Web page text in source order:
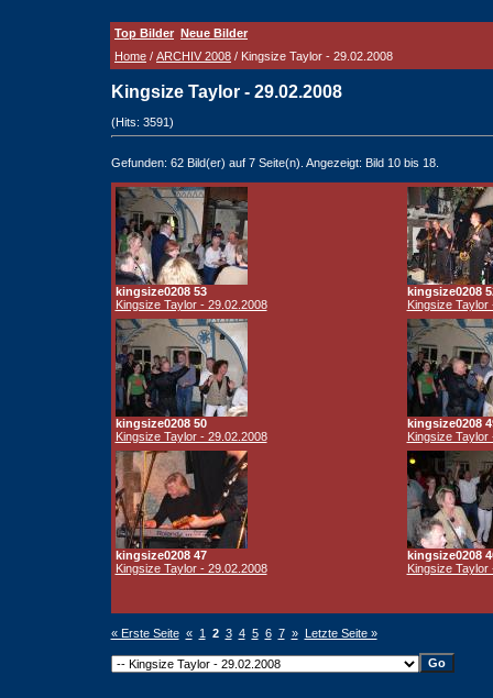
Top Bilder Neue Bilder
Home / ARCHIV 2008 / Kingsize Taylor - 29.02.2008
Kingsize Taylor - 29.02.2008
(Hits: 3591)
Gefunden: 62 Bild(er) auf 7 Seite(n). Angezeigt: Bild 10 bis 18.
kingsize0208 53
Kingsize Taylor - 29.02.2008
kingsize0208
Kingsize Taylor
kingsize0208 50
Kingsize Taylor - 29.02.2008
kingsize0208
Kingsize Taylor
kingsize0208 47
Kingsize Taylor - 29.02.2008
kingsize0208
Kingsize Taylor
« Erste Seite « 1 2 3 4 5 6 7 » Letzte Seite »